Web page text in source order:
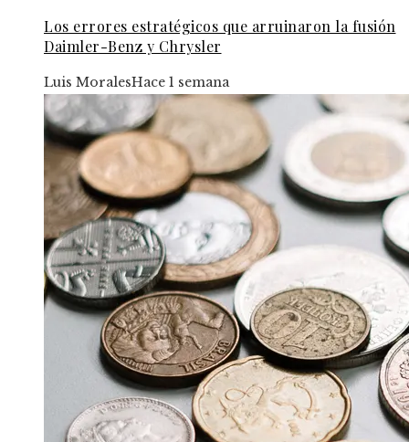
Los errores estratégicos que arruinaron la fusión
Daimler-Benz y Chrysler
Luis MoralesHace 1 semana